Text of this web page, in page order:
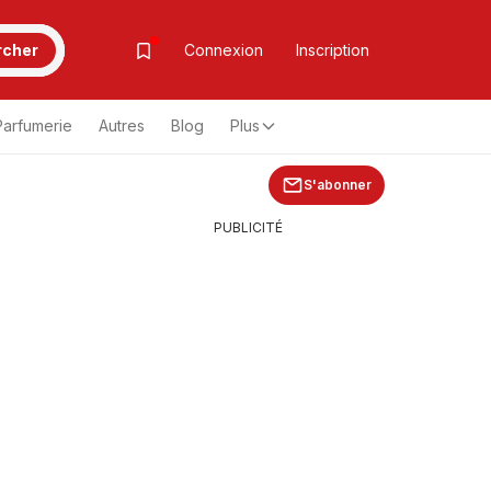
Connexion Inscription
Autres Blog Plus
S'abonner
PUBLICITÉ